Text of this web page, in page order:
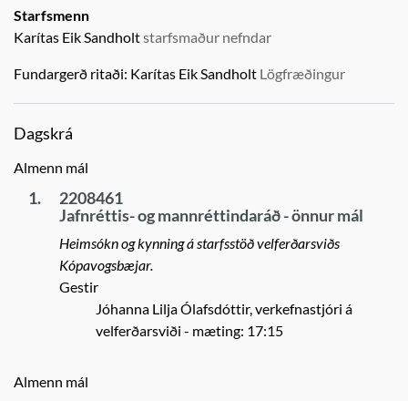
Starfsmenn
Karítas Eik Sandholtstarfsmaður nefndar
Fundargerð ritaði: Karítas Eik Sandholt Lögfræðingur
Dagskrá
Almenn mál
1.
2208461
Jafnréttis- og mannréttindaráð - önnur mál
Heimsókn og kynning á starfsstöð velferðarsviðs
Kópavogsbæjar.
Gestir
Jóhanna Lilja Ólafsdóttir, verkefnastjóri á
velferðarsviði - mæting: 17:15
Almenn mál